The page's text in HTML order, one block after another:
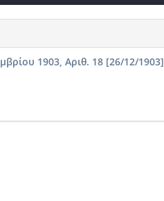
1903, Αριθ. 18 [26/12/1903]